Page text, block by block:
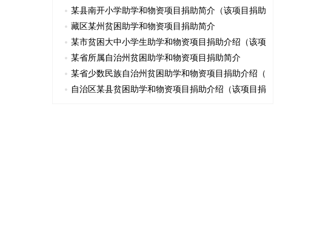
某县南开小学助学和物资项目捐助简介（该项目捐助
藏区某州贫困助学和物资项目捐助简介
某市贫困大中小学生助学和物资项目捐助介绍（该项
某省所属自治州贫困助学和物资项目捐助简介
某省少数民族自治州贫困助学和物资项目捐助介绍（
自治区某县贫困助学和物资项目捐助介绍（该项目捐